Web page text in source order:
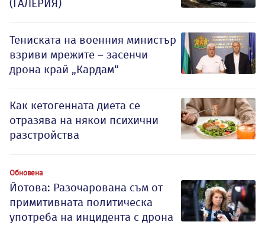
(ГАЛЕРИЯ)
Тениската на военния министър
взриви мрежите – засенчи
дрона край „Кардам“
Как кетогенната диета се
отразява на някои психични
разстройства
Обновена
Йотова: Разочарована съм от
примитивната политическа
употреба на инцидента с дрона